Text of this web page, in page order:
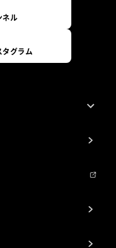
ネル
タグラム